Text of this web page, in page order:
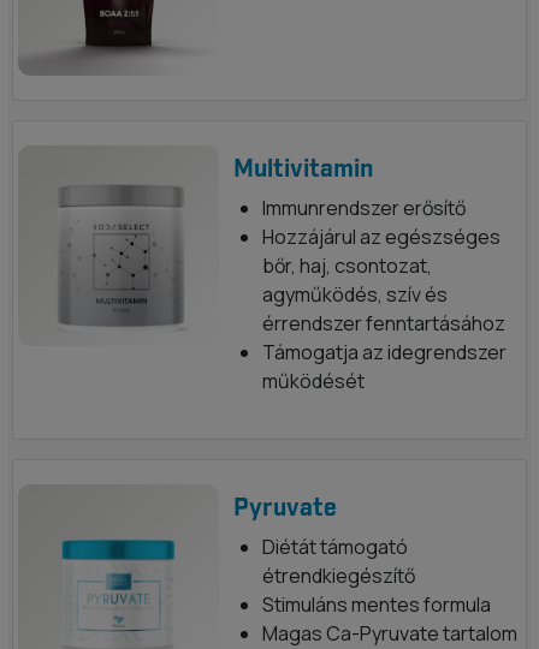
Multivitamin
Immunrendszer erősítő
Hozzájárul az egészséges
bőr, haj, csontozat,
agyműködés, szív és
érrendszer fenntartásához
Támogatja az idegrendszer
működését
Pyruvate
Diétát támogató
étrendkiegészítő
Stimuláns mentes formula
Magas Ca-Pyruvate tartalom